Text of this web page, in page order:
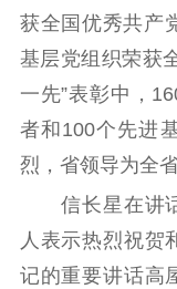
精品出版
获全国优秀共产
基层党组织荣获
一先”表彰中，
者和100个先进
烈，省领导为全
信长星在讲话
人表示热烈祝贺
记的重要讲话高